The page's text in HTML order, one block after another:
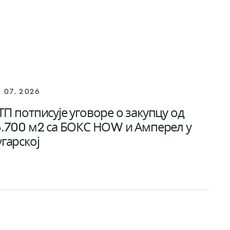
07. 2026
потписује уговоре о закупцу од
м2 са БОКС НОW и Амперел у